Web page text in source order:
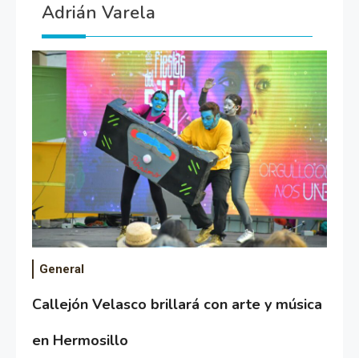
Adrián Varela
General
Callejón Velasco brillará con arte y música
en Hermosillo